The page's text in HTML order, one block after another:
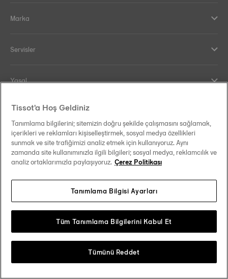
Marka
Servisler
Yasal
Yardım ve İletişim
Our commitments
Follow us on social media
Change country Tissot Copyrights 2026
Tissot'a Hoş Geldiniz
Tanımlama bilgilerini; sitemizin doğru şekilde çalışmasını sağlamak,
içerikleri ve reklamları kişiselleştirmek, sosyal medya özellikleri
sunmak ve site trafiğimizi analiz etmek için kullanıyoruz. Aynı
zamanda site kullanımınızla ilgili bilgileri; sosyal medya, reklamcılık ve
analiz ortaklarımızla paylaşıyoruz. Çerez Politikası
Tanımlama Bilgisi Ayarları
Tümünü Reddet
Tüm Tanımlama Bilgilerini Kabul Et